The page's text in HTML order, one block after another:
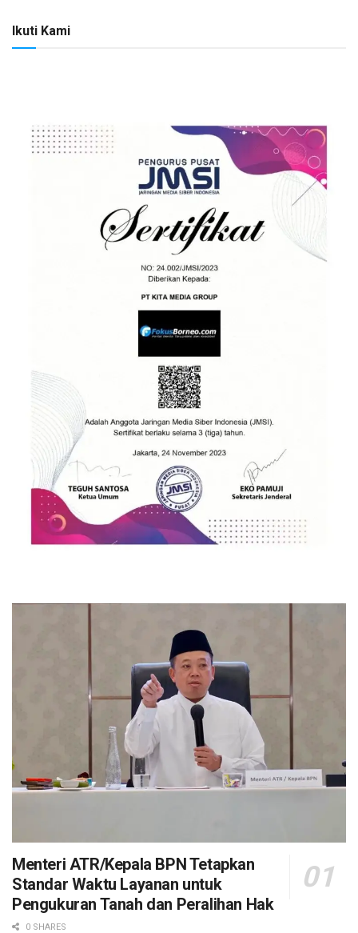
Ikuti Kami
Menteri ATR/Kepala BPN Tetapkan
Standar Waktu Layanan untuk
Pengukuran Tanah dan Peralihan Hak
0 SHARES